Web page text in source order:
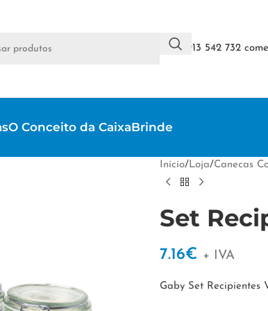
+351 913 542 732
O Conceito da CaixaBrinde
Início/Loja/Canecas
Set
7.16€ + IVA
Gaby Set Recipientes